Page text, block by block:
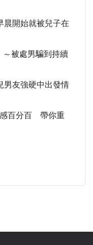
晨開始就被兒子在
被處男騙到持續
男友強硬中出發情
感百分百 帶你重